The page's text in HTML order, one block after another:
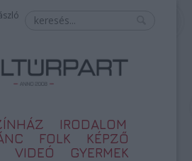
IRODALOM
FOLK
KÉPZŐ
VIDEÓ GYERMEK